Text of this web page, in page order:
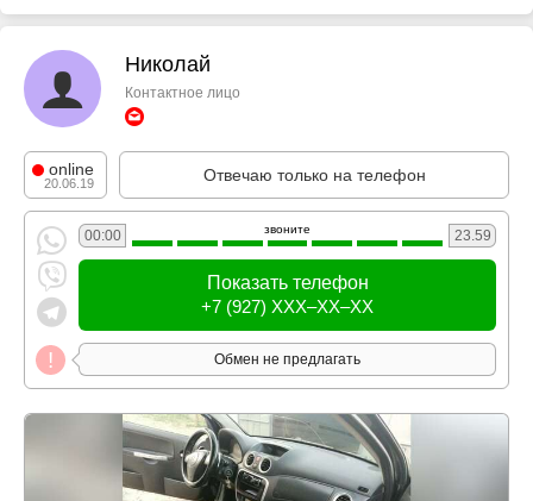
Николай
Контактное лицо
online
20.06.19 Отвечаю только на телефон
00:00 звоните 23.59
Показать телефон
+7 (927) XXX–XX–XX
Обмен не предлагать